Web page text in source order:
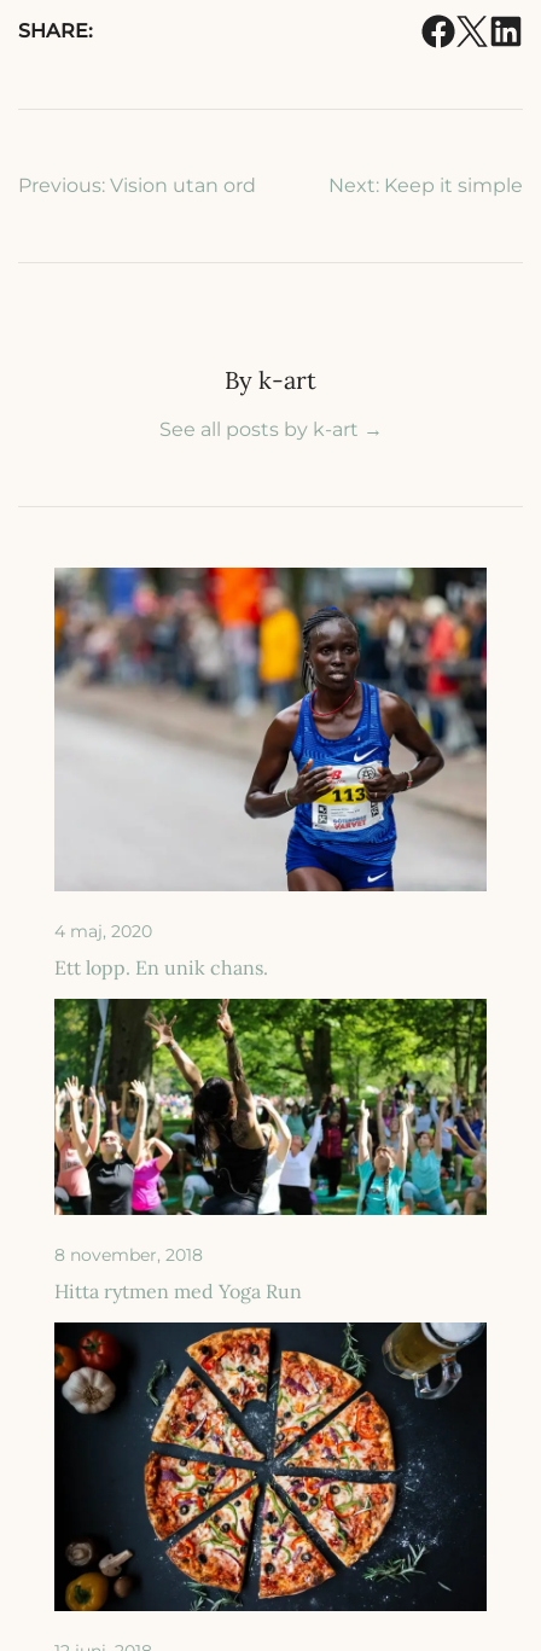
SHARE:
Inläggsnavigering
Previous: Vision utan ord Next: Keep it simple
By k-art
See all posts by k-art →
4 maj, 2020
Ett lopp. En unik chans.
8 november, 2018
Hitta rytmen med Yoga Run